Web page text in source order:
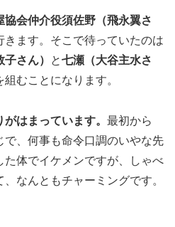
協会仲介役須佐野（飛永翼さ
きます。そこで待っていたのは
さん） と七瀬（大谷主水さ
むことになります。
はまっています。 最初から
で、何事も命令口調のいやな先
体でイケメンですが、しゃべ
なんともチャーミングです。